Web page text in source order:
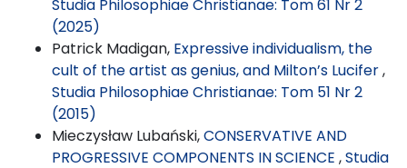
Studia Philosophiae Christianae: Tom 61 Nr 2
(2025)
Patrick Madigan, Expressive individualism, the
cult of the artist as genius, and Milton’s Lucifer,
Studia Philosophiae Christianae: Tom 51 Nr 2
(2015)
Mieczysław Lubański,CONSERVATIVE AND
PROGRESSIVE COMPONENTS IN SCIENCE ,Studia